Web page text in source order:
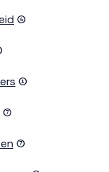
(4)
(1)
(7)
(7)